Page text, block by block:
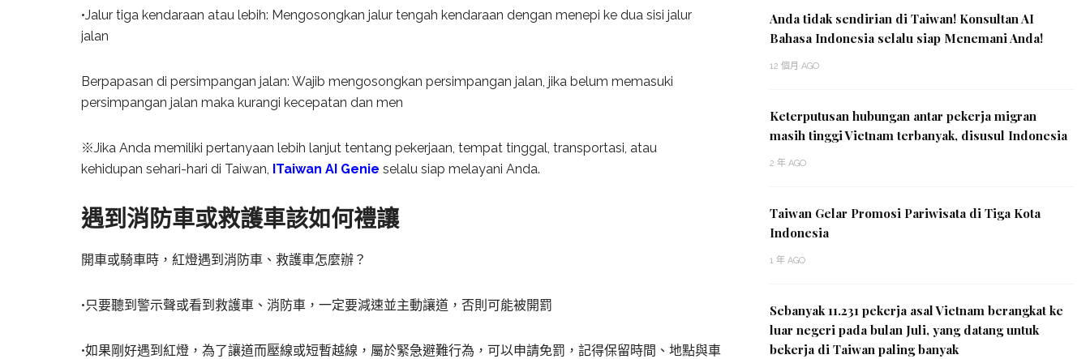
•Jalur tiga kendaraan atau lebih: Mengosongkan jalur tengah kendaraan dengan menepi ke dua sisi jalur
jalan
Berpapasan di persimpangan jalan: Wajib mengosongkan persimpangan jalan, jika belum memasuki
persimpangan jalan maka kurangi kecepatan dan men
※Jika Anda memiliki pertanyaan lebih lanjut tentang pekerjaan, tempat tinggal, transportasi, atau
kehidupan sehari-hari di Taiwan, ITaiwan AI Genie selalu siap melayani Anda.
遇到消防車或救護車該如何禮讓
開車或騎車時，紅燈遇到消防車、救護車怎麼辦？
•只要聽到警示聲或看到救護車、消防車，一定要減速並主動讓道，否則可能被開罰
•如果剛好遇到紅燈，為了讓道而壓線或短暫越線，屬於緊急避難行為，可以申請免罰，記得保留時間、地點與車
Anda tidak sendirian di Taiwan! Konsultan AI
Bahasa Indonesia selalu siap Menemani Anda!
12 個月 AGO
Keterputusan hubungan antar pekerja migran
masih tinggi Vietnam terbanyak, disusul Indonesia
2 年 AGO
Taiwan Gelar Promosi Pariwisata di Tiga Kota
Indonesia
1 年 AGO
Sebanyak 11.231 pekerja asal Vietnam berangkat ke
luar negeri pada bulan Juli, yang datang untuk
bekerja di Taiwan paling banyak